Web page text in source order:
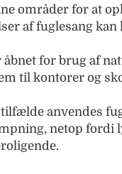
områder for at
af fuglesang
åbnet for brug af
til kontorer og
anvendes
netop fordi